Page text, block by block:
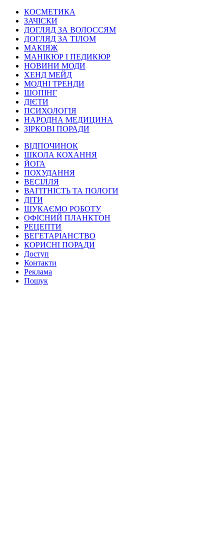
КОСМЕТИКА
ЗАЧІСКИ
ДОГЛЯД ЗА ВОЛОССЯМ
ДОГЛЯД ЗА ТІЛОМ
МАКІЯЖ
МАНІКЮР І ПЕДИКЮР
НОВИНИ МОДИ
ХЕНД МЕЙД
МОДНІ ТРЕНДИ
ШОПІНГ
ДІЄТИ
ПСИХОЛОГІЯ
НАРОДНА МЕДИЦИНА
ЗІРКОВІ ПОРАДИ
ВІДПОЧИНОК
ШКОЛА КОХАННЯ
ЙОГА
ПОХУДАННЯ
ВЕСІЛЛЯ
ВАГІТНІСТЬ ТА ПОЛОГИ
ДІТИ
ШУКАЄМО РОБОТУ
ОФІСНИЙ ПЛАНКТОН
РЕЦЕПТИ
ВЕГЕТАРІАНСТВО
КОРИСНІ ПОРАДИ
Доступ
Контакти
Реклама
Пошук